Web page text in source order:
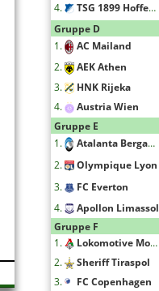
4.
TSG 1899 Hoffenheim
Gruppe D
1.
AC Mailand
2.
AEK Athen
3.
HNK Rijeka
4.
Austria Wien
Gruppe E
1.
Atalanta Bergamo
2.
Olympique Lyon
3.
FC Everton
4.
Apollon Limassol
Gruppe F
1.
Lokomotive Moskau
2.
Sheriff Tiraspol
3.
FC Copenhagen